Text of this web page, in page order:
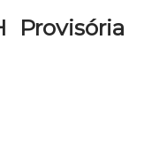
Provisória